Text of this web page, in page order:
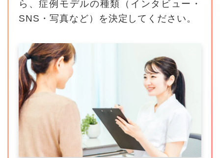
ら、症例モデルの種類（インタビュー・
SNS・写真など）を決定してください。